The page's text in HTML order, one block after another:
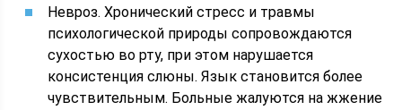
Невроз. Хронический стресс и травмы
психологической природы сопровождаются
сухостью во рту, при этом нарушается
консистенция слюны. Язык становится более
чувствительным. Больные жалуются на жжение